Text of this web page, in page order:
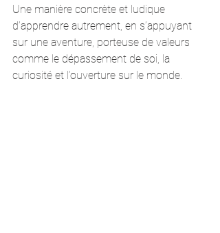
Une manière concrète et ludique
d’apprendre autrement, en s’appuyant
sur une aventure, porteuse de valeurs
comme le dépassement de soi, la
curiosité et l’ouverture sur le monde.